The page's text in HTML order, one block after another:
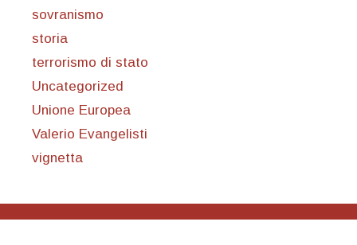
sovranismo
storia
terrorismo di stato
Uncategorized
Unione Europea
Valerio Evangelisti
vignetta